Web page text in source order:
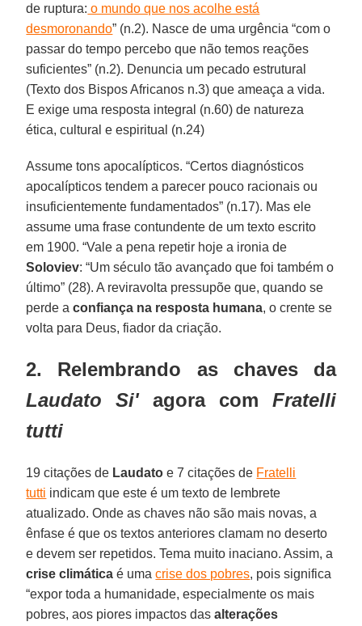
de ruptura: o mundo que nos acolhe está
desmoronando” (n.2). Nasce de uma urgência “com o
passar do tempo percebo que não temos reações
suficientes” (n.2). Denuncia um pecado estrutural
(Texto dos Bispos Africanos n.3) que ameaça a vida.
E exige uma resposta integral (n.60) de natureza
ética, cultural e espiritual (n.24)
Assume tons apocalípticos. “Certos diagnósticos
apocalípticos tendem a parecer pouco racionais ou
insuficientemente fundamentados” (n.17). Mas ele
assume uma frase contundente de um texto escrito
em 1900. “Vale a pena repetir hoje a ironia de
Soloviev: “Um século tão avançado que foi também o
último” (28). A reviravolta pressupõe que, quando se
perde aconfiança na resposta humana, o crente se
volta para Deus, fiador da criação.
2. Relembrando as chaves da
Laudato Si'agora com Fratelli
tutti
19 citações de Laudato e 7 citações de Fratelli
tutti indicam que este é um texto de lembrete
atualizado. Onde as chaves não são mais novas, a
ênfase é que os textos anteriores clamam no deserto
e devem ser repetidos. Tema muito inaciano. Assim, a
crise climática é umacrise dos pobres, pois significa
“expor toda a humanidade, especialmente os mais
pobres, aos piores impactos dasalterações